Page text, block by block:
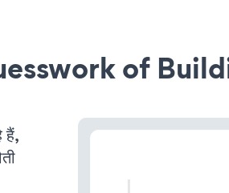
of
हैं,